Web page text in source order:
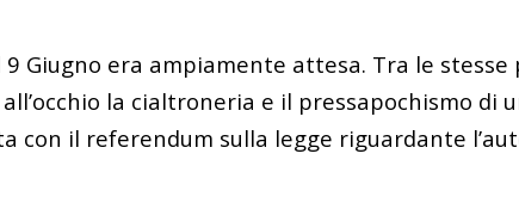
Giugno era ampiamente attesa. Tra le
la cialtroneria e il pressapochismo di
con il referendum sulla legge riguardante